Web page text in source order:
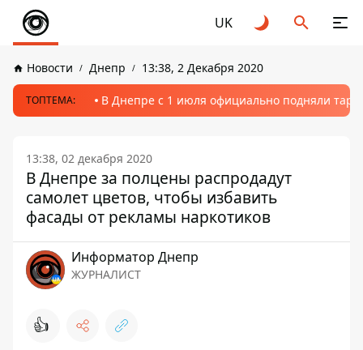
UK
Новости Днепр 13:38, 2 Декабря 2020
ТОПТЕМА: В Днепре с 1 июля официально подняли
13:38, 02 декабря 2020
В Днепре за полцены распродадут
самолет цветов, чтобы избавить
фасады от рекламы наркотиков
Информатор Днепр
ЖУРНАЛИСТ
👍